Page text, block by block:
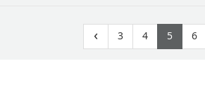
‹ 3(current)
4(current)
5 6